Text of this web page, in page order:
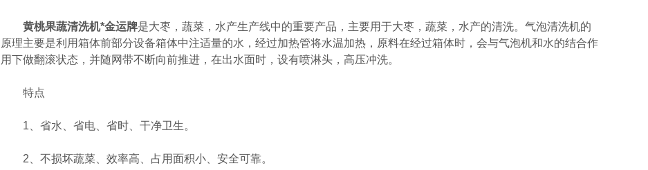
黄桃果蔬清洗机*金运牌是大枣，蔬菜，水产生产线中的重要产品，主要用于大枣，蔬菜，水产的清洗。气泡清洗机的
原理主要是利用箱体前部分设备箱体中注适量的水，经过加热管将水温加热，原料在经过箱体时，会与气泡机和水的结合作
用下做翻滚状态，并随网带不断向前推进，在出水面时，设有喷淋头，高压冲洗。
特点
1、省水、省电、省时、干净卫生。
2、不损坏蔬菜、效率高、占用面积小、安全可靠。